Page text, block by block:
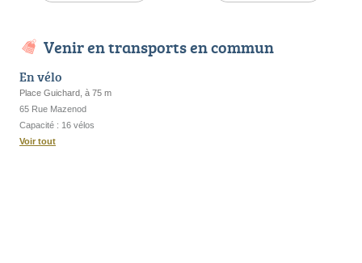
Venir en transports en commun
En vélo
Place Guichard, à 75 m
65 Rue Mazenod
Capacité : 16 vélos
Voir tout